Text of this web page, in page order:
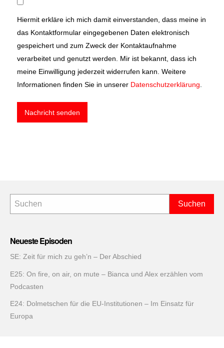
Hiermit erkläre ich mich damit einverstanden, dass meine in
das Kontaktformular eingegebenen Daten elektronisch
gespeichert und zum Zweck der Kontaktaufnahme
verarbeitet und genutzt werden. Mir ist bekannt, dass ich
meine Einwilligung jederzeit widerrufen kann. Weitere
Informationen finden Sie in unserer Datenschutzerklärung
Neueste Episoden
SE: Zeit für mich zu geh’n – Der Abschied
E25: On fire, on air, on mute – Bianca und Alex erzählen vom
Podcasten
E24: Dolmetschen für die EU-Institutionen – Im Einsatz für
Europa